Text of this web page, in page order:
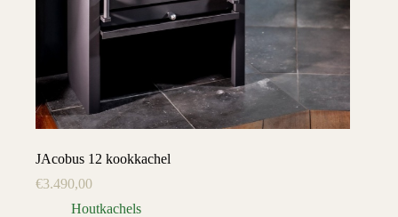
JAcobus 12 kookkachel
€3.490,00
Houtkachels